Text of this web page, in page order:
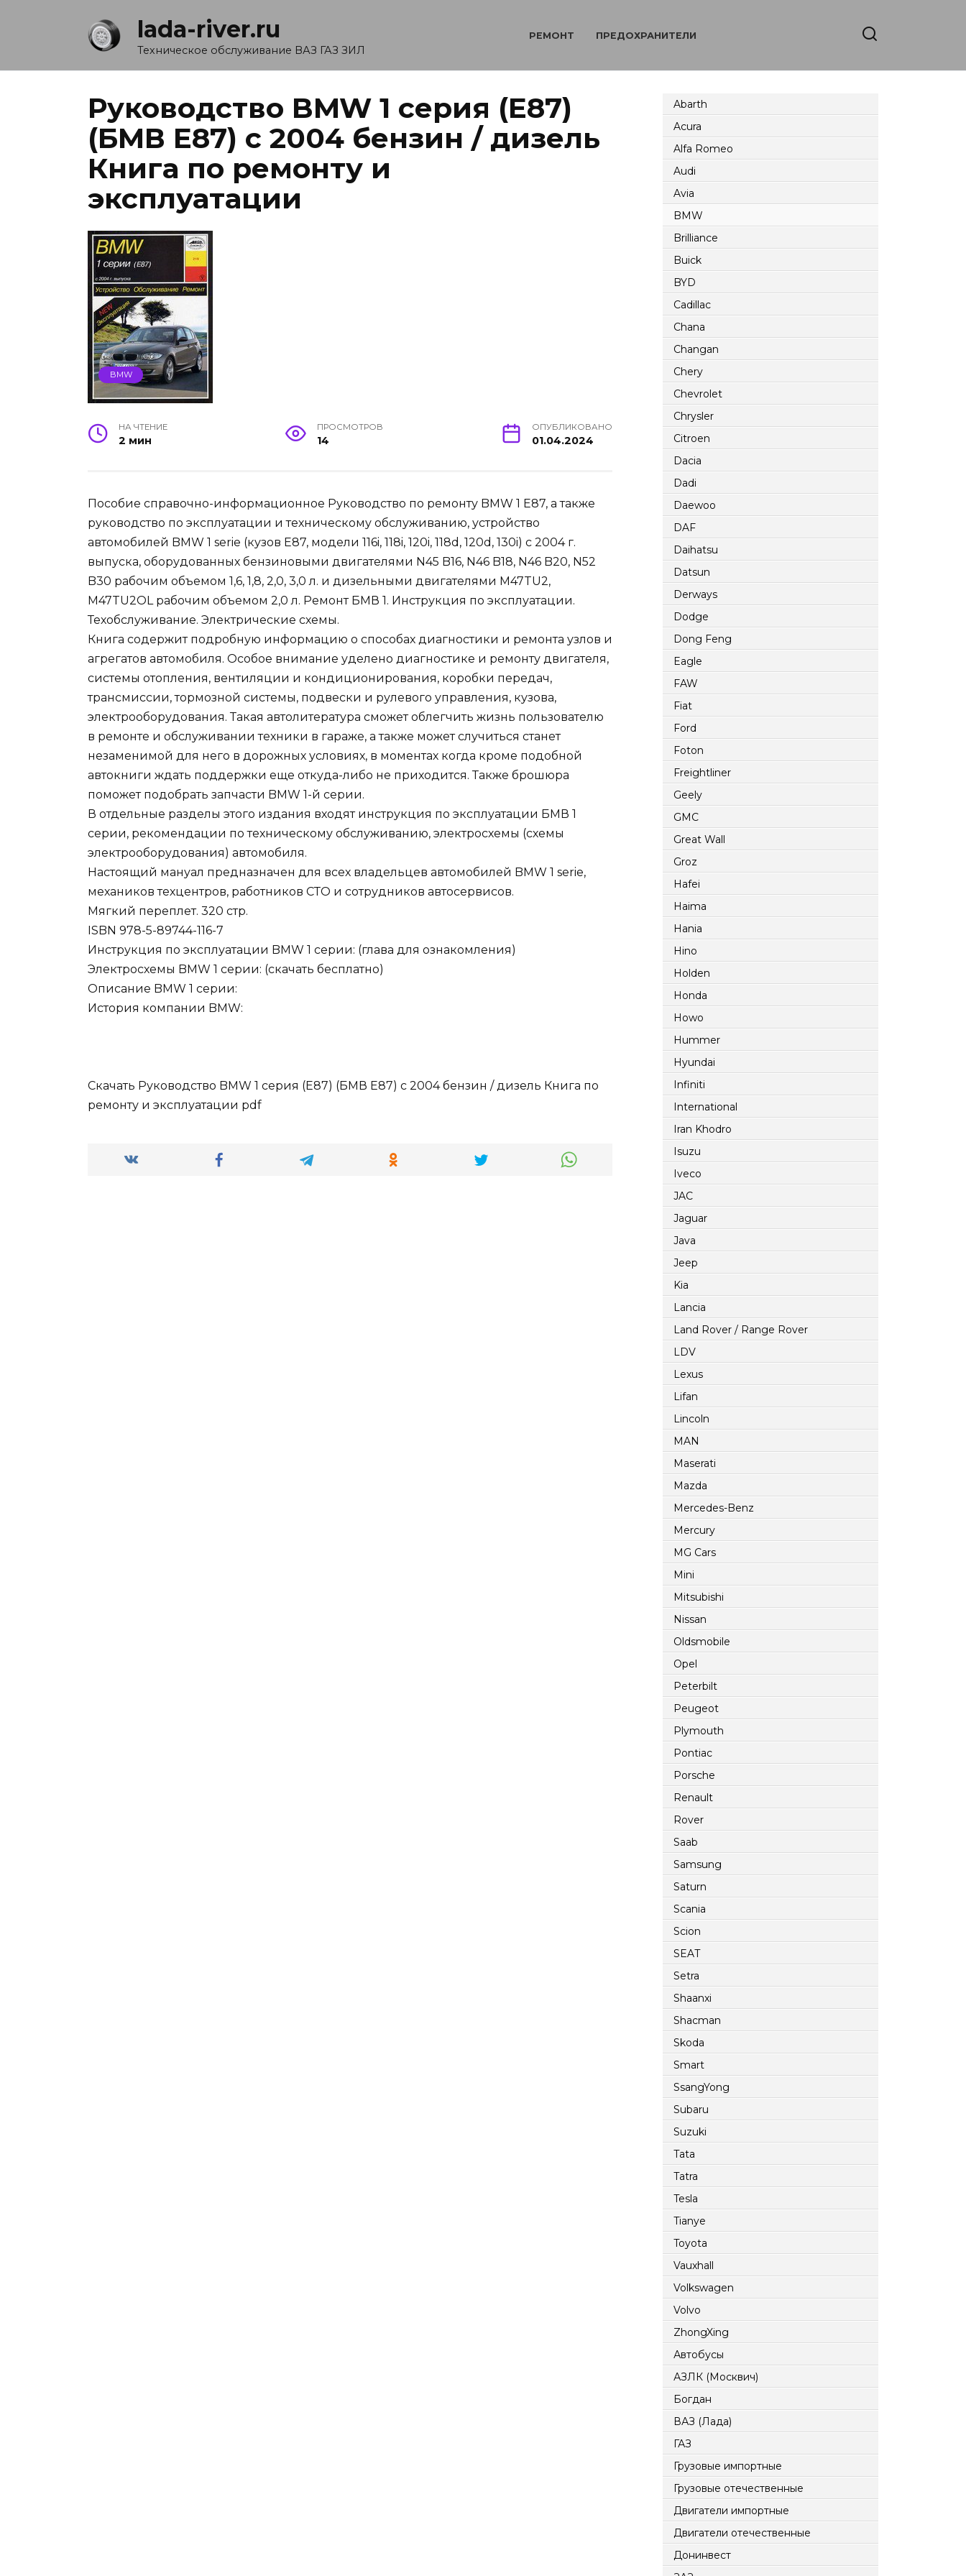
lada-river.ru
Техническое обслуживание ВАЗ ГАЗ ЗИЛ
РЕМОНТ ПРЕДОХРАНИТЕЛИ
Руководство BMW 1 серия (Е87)
(БМВ Е87) c 2004 бензин / дизель
Книга по ремонту и
эксплуатации
BMW
НА ЧТЕНИЕ
2 мин
ПРОСМОТРОВ
14
ОПУБЛИКОВАНО
01.04.2024
Пособие справочно-информационное Руководство по ремонту BMW 1 E87, а также
руководство по эксплуатации и техническому обслуживанию, устройство
автомобилей BMW 1 serie (кузов E87, модели 116i, 118i, 120i, 118d, 120d, 130i) с 2004 г.
выпуска, оборудованных бензиновыми двигателями N45 B16, N46 B18, N46 B20, N52
B30 рабочим объемом 1,6, 1,8, 2,0, 3,0 л. и дизельными двигателями M47TU2,
M47TU2OL рабочим объемом 2,0 л. Ремонт БМВ 1. Инструкция по эксплуатации.
Техобслуживание. Электрические схемы.
Книга содержит подробную информацию о способах диагностики и ремонта узлов и
агрегатов автомобиля. Особое внимание уделено диагностике и ремонту двигателя,
системы отопления, вентиляции и кондиционирования, коробки передач,
трансмиссии, тормозной системы, подвески и рулевого управления, кузова,
электрооборудования. Такая автолитература сможет облегчить жизнь пользователю
в ремонте и обслуживании техники в гараже, а также может случиться станет
незаменимой для него в дорожных условиях, в моментах когда кроме подобной
автокниги ждать поддержки еще откуда-либо не приходится. Также брошюра
поможет подобрать запчасти BMW 1-й серии.
В отдельные разделы этого издания входят инструкция по эксплуатации БМВ 1
серии, рекомендации по техническому обслуживанию, электросхемы (схемы
электрооборудования) автомобиля.
Настоящий мануал предназначен для всех владельцев автомобилей BMW 1 serie,
механиков техцентров, работников СТО и сотрудников автосервисов.
Мягкий переплет. 320 стр.
ISBN 978-5-89744-116-7
Инструкция по эксплуатации BMW 1 серии: (глава для ознакомления)
Электросхемы BMW 1 серии: (скачать бесплатно)
Описание BMW 1 серии:
История компании BMW:
Скачать Руководство BMW 1 серия (Е87) (БМВ Е87) c 2004 бензин / дизель Книга по
ремонту и эксплуатации pdf
Abarth
Acura
Alfa Romeo
Audi
Avia
BMW
Brilliance
Buick
BYD
Cadillac
Chana
Changan
Chery
Chevrolet
Chrysler
Citroen
Dacia
Dadi
Daewoo
DAF
Daihatsu
Datsun
Derways
Dodge
Dong Feng
Eagle
FAW
Fiat
Ford
Foton
Freightliner
Geely
GMC
Great Wall
Groz
Hafei
Haima
Hania
Hino
Holden
Honda
Howo
Hummer
Hyundai
Infiniti
International
Iran Khodro
Isuzu
Iveco
JAC
Jaguar
Java
Jeep
Kia
Lancia
Land Rover / Range Rover
LDV
Lexus
Lifan
Lincoln
MAN
Maserati
Mazda
Mercedes-Benz
Mercury
MG Cars
Mini
Mitsubishi
Nissan
Oldsmobile
Opel
Peterbilt
Peugeot
Plymouth
Pontiac
Porsche
Renault
Rover
Saab
Samsung
Saturn
Scania
Scion
SEAT
Setra
Shaanxi
Shacman
Skoda
Smart
SsangYong
Subaru
Suzuki
Tata
Tatra
Tesla
Tianye
Toyota
Vauxhall
Volkswagen
Volvo
ZhongXing
Автобусы
АЗЛК (Москвич)
Богдан
ВАЗ (Лада)
ГАЗ
Грузовые импортные
Грузовые отечественные
Двигатели импортные
Двигатели отечественные
Донинвест